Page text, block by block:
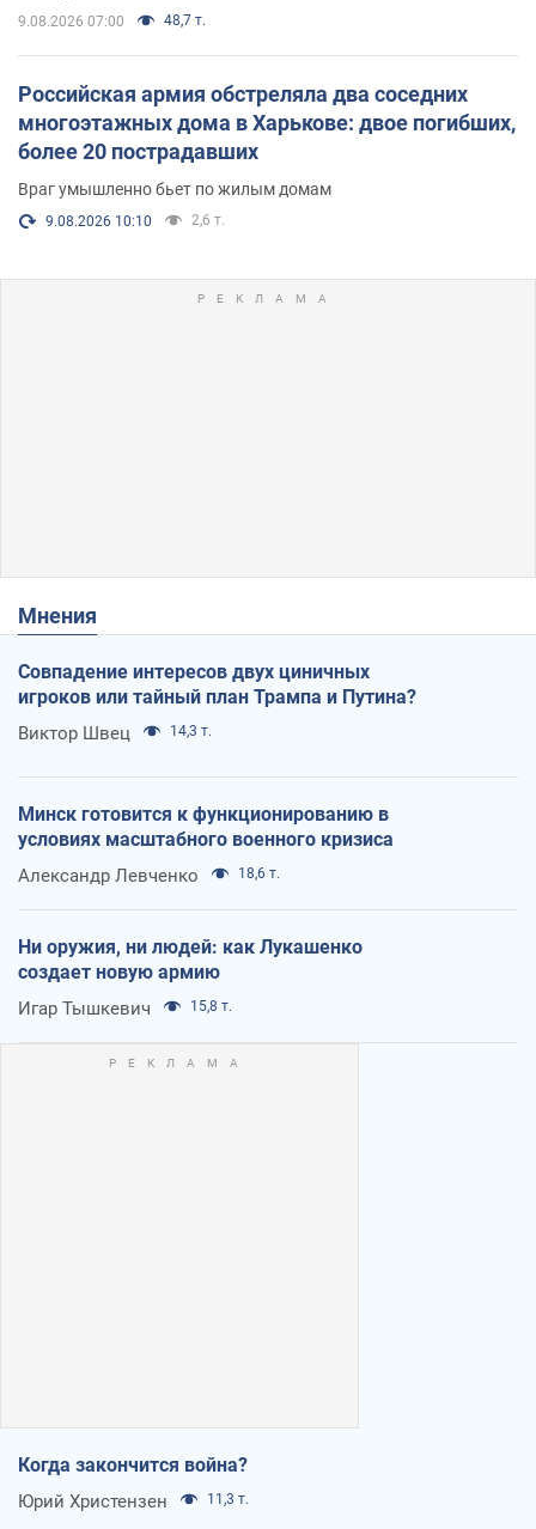
9.08.2026 07:00 48,7 т.
Российская армия обстреляла два соседних
многоэтажных дома в Харькове: двое погибших,
более 20 пострадавших
Враг умышленно бьет по жилым домам
9.08.2026 10:10 2,6 т.
Мнения
Совпадение интересов двух циничных
игроков или тайный план Трампа и Путина?
Виктор Швец 14,3 т.
Минск готовится к функционированию в
условиях масштабного военного кризиса
Александр Левченко 18,6 т.
Ни оружия, ни людей: как Лукашенко
создает новую армию
Игар Тышкевич 15,8 т.
Когда закончится война?
Юрий Христензен 11,3 т.